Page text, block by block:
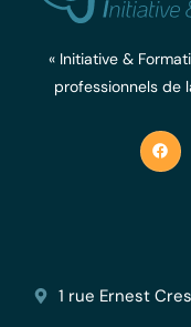
« Initiative &
professionnels de
1 rue Ernest